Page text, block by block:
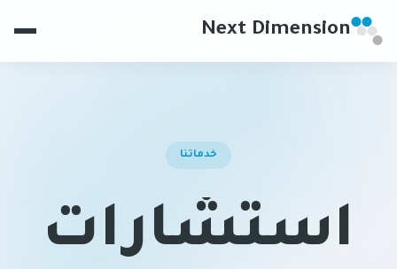
Next Dimension
خدماتنا
استشارات